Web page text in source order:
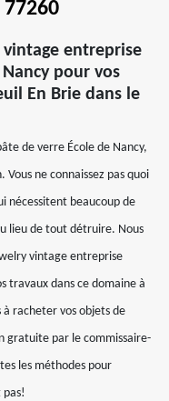
77260
entreprise
pour vos
En Brie dans le
de verre École de Nancy,
ne connaissez pas quoi
nécessitent beaucoup de
lieu de tout détruire. Nous
vintage entreprise
travaux dans ce domaine à
à racheter vos objets de
gratuite par le commissaire-
les méthodes pour
pas!